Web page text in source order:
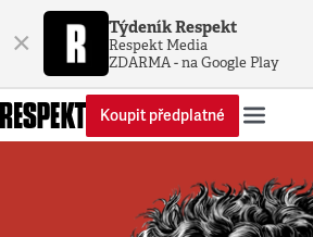
× Týdeník Respekt
Respekt Media
ZDARMA - na Google Play
Koupit předplatné